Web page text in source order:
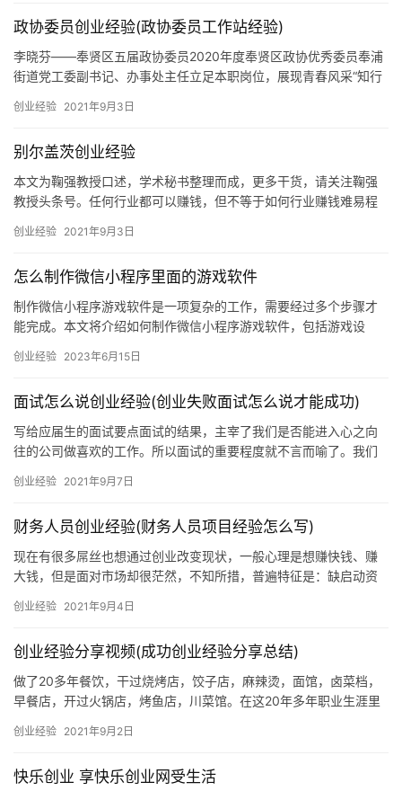
CEO。在创业之前，Jennifer在中美从事VC工作，并且在大学期
政协委员创业经验(政协委员工作站经验)
李晓芬——奉贤区五届政协委员2020年度奉贤区政协优秀委员奉浦
街道党工委副书记、办事处主任立足本职岗位，展现青春风采“知行
做起而行之的行动者、当攻坚克难的奋斗者，谱写新时代发展追梦
晓芬积极推动社区公共空间品质的提升，着力
创业经验 2021年9月3日
别尔盖茨创业经验
本文为鞠强教授口述，学术秘书整理而成，更多干货，请关注鞠强
教授头条号。任何行业都可以赚钱，但不等于如何行业赚钱难易程
度，难进入称之为进入障碍高，反之为低。比如软件行业进入障碍
创业经验 2021年9月3日
怎么制作微信小程序里面的游戏软件
制作微信小程序游戏软件是一项复杂的工作，需要经过多个步骤才
能完成。本文将介绍如何制作微信小程序游戏软件，包括游戏设
微信…
创业经验 2023年6月15日
面试怎么说创业经验(创业失败面试怎么说才能成功)
写给应届生的面试要点面试的结果，主宰了我们是否能进入心之向
往的公司做喜欢的工作。所以面试的重要程度就不言而喻了。我们
学习了化妆；在言行上也基本都是彬彬有礼。作为用人单位的HR，
创业经验 2021年9月7日
财务人员创业经验(财务人员项目经验怎么写)
现在有很多屌丝也想通过创业改变现状，一般心理是想赚快钱、赚
大钱，但是面对市场却很茫然，不知所措，普遍特征是：缺启动资
创业应该具备的9条财务心得。1、资金量大到至少能支撑到拿到订
创业经验 2021年9月4日
创业经验分享视频(成功创业经验分享总结)
做了20多年餐饮，干过烧烤店，饺子店，麻辣烫，面馆，卤菜档，
早餐店，开过火锅店，烤鱼店，川菜馆。在这20年多年职业生涯里
此机会跟大家分享一些开实体餐饮店的实战经验，供大家参考：
创业经验 2021年9月2日
快乐创业 享快乐创业网受生活